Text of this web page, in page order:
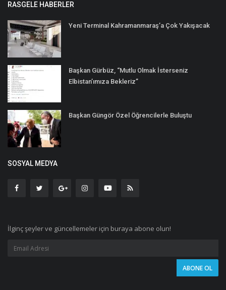
RASGELE HABERLER
Yeni Terminal Kahramanmaraş’a Çok Yakışacak
Başkan Gürbüz, “Mutlu Olmak İsterseniz
Elbistan’ımıza Bekleriz”
Başkan Güngör Özel Öğrencilerle Buluştu
SOSYAL MEDYA
İlginç şeyler ve güncellemeler için buraya abone olun!